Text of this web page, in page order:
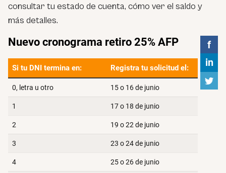
consultar tu estado de cuenta, cómo ver el saldo y
más detalles.